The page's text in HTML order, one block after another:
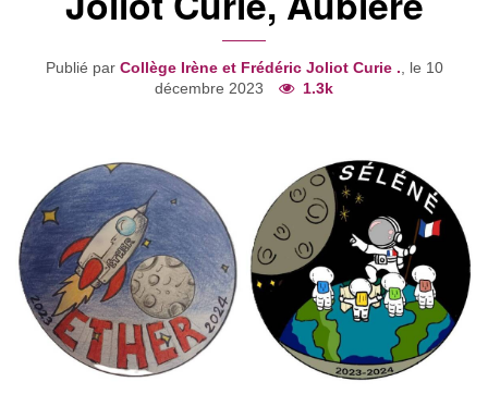
Publié par Collège Irène et Frédéric Joliot Curie . , le 10
décembre 2023
1.3k